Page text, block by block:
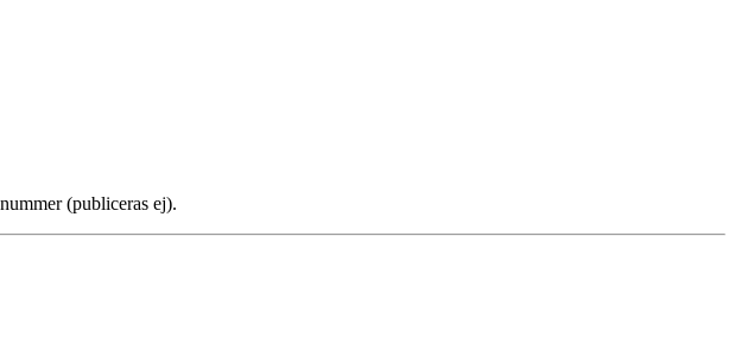
(publiceras ej).